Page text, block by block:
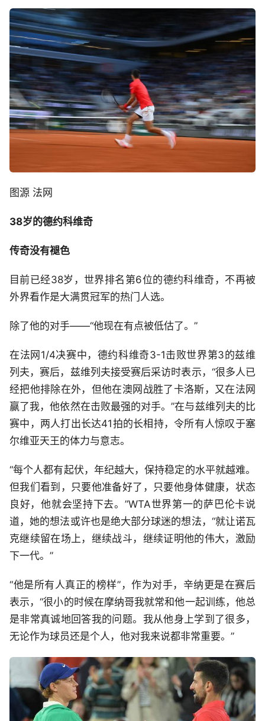
图源 法网
38岁的德约科维奇
传奇没有褪色
目前已经38岁，世界排名第6位的德约科维奇，不再被
外界看作是大满贯冠军的热门人选。
除了他的对手——“他现在有点被低估了。”
在法网1/4决赛中，德约科维奇3-1击败世界第3的兹维
列夫，赛后，兹维列夫接受赛后采访时表示，“很多人已
经把他排除在外，但他在澳网战胜了卡洛斯，又在法网
赢了我，他依然在击败最强的对手。”在与兹维列夫的比
赛中，两人打出长达41拍的长相持，令所有人惊叹于塞
尔维亚天王的体力与意志。
“每个人都有起伏，年纪越大，保持稳定的水平就越难。
但我们看到，只要他准备好了，只要他身体健康，状态
良好，他就会坚持下去。”WTA世界第一的萨巴伦卡说
道，她的想法或许也是绝大部分球迷的想法，“就让诺瓦
克继续留在场上，继续战斗，继续证明他的伟大，激励
下一代。”
“他是所有人真正的榜样”，作为对手，辛纳更是在赛后
表示，“很小的时候在摩纳哥我就常和他一起训练，他总
是非常真诚地回答我的问题。我从他身上学到了很多，
无论作为球员还是个人，他对我来说都非常重要。”